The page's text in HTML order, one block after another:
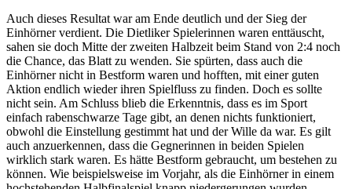
Auch dieses Resultat war am Ende deutlich und der Sieg der
Einhörner verdient. Die Dietliker Spielerinnen waren enttäuscht,
sahen sie doch Mitte der zweiten Halbzeit beim Stand von 2:4 noch
die Chance, das Blatt zu wenden. Sie spürten, dass auch die
Einhörner nicht in Bestform waren und hofften, mit einer guten
Aktion endlich wieder ihren Spielfluss zu finden. Doch es sollte
nicht sein. Am Schluss blieb die Erkenntnis, dass es im Sport
einfach rabenschwarze Tage gibt, an denen nichts funktioniert,
obwohl die Einstellung gestimmt hat und der Wille da war. Es gilt
auch anzuerkennen, dass die Gegnerinnen in beiden Spielen
wirklich stark waren. Es hätte Bestform gebraucht, um bestehen zu
können. Wie beispielsweise im Vorjahr, als die Einhörner in einem